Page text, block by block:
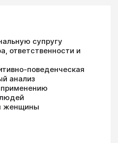
супругу
ответственности и
поведенческая
анализ
женщины